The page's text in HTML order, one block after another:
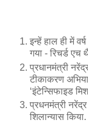
इन्हें हाल ही में
गया - रिचर्ड एच
प्रधानमंत्री
टीकाकरण
‘इंटेन्सिफाइड
प्रधनमंत्री
शिलान्यास किया.